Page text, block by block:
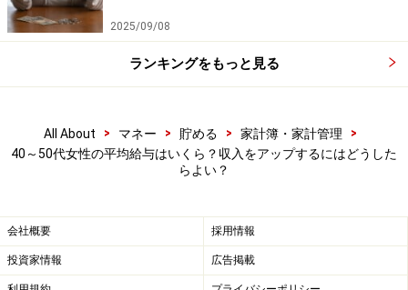
なお、副業をすることにより確定申告が必要となるケー
スもあります。収入を得るだけでなく、もろもろの手続
きのことも確認しておきましょう。
※記事内容は執筆時点のものです。最新の内容をご確認くださ
い。
本記事の内容は一般的な情報提供を目的としており、特定の金融
商品や投資行動を推奨するものではありません。
掲載情報の正確性・完全性については十分に配慮しております
が、その内容を保証するものではなく、これに基づく損失・損害
などについて当社は一切の責任を負いません。
最新の情報や詳細については、必ず各金融機関やサービス提供者
2025/09/08
ランキングをもっと見る
All About > マネー > 貯める > 家計簿・家計管理
>
40～50代女性の平均給与はいくら？収入をアップするにはどうした
らよい？
会社概要 採用情報
投資家情報 広告掲載